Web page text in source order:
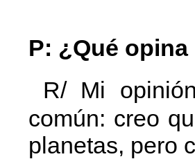
P: ¿Qué opina
R/ Mi
común: creo
planetas, pero